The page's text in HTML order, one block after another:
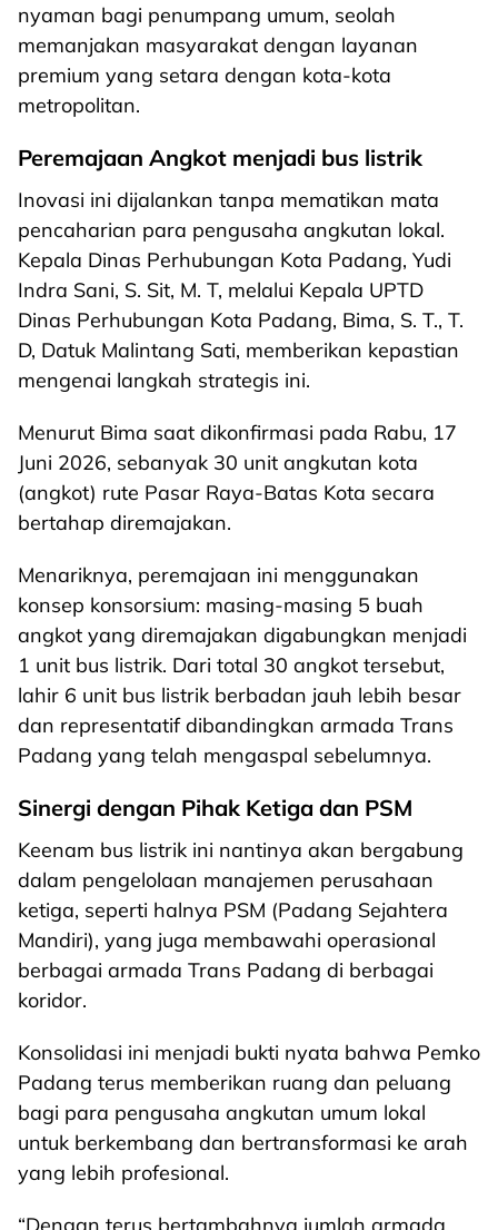
nyaman bagi penumpang umum, seolah
memanjakan masyarakat dengan layanan
premium yang setara dengan kota-kota
metropolitan.
Peremajaan Angkot menjadi bus listrik
Inovasi ini dijalankan tanpa mematikan mata
pencaharian para pengusaha angkutan lokal.
Kepala Dinas Perhubungan Kota Padang, Yudi
Indra Sani, S. Sit, M. T, melalui Kepala UPTD
Dinas Perhubungan Kota Padang, Bima, S. T., T.
D, Datuk Malintang Sati, memberikan kepastian
mengenai langkah strategis ini.
Menurut Bima saat dikonfirmasi pada Rabu, 17
Juni 2026, sebanyak 30 unit angkutan kota
(angkot) rute Pasar Raya-Batas Kota secara
bertahap diremajakan.
Menariknya, peremajaan ini menggunakan
konsep konsorsium: masing-masing 5 buah
angkot yang diremajakan digabungkan menjadi
1 unit bus listrik. Dari total 30 angkot tersebut,
lahir 6 unit bus listrik berbadan jauh lebih besar
dan representatif dibandingkan armada Trans
Padang yang telah mengaspal sebelumnya.
Sinergi dengan Pihak Ketiga dan PSM
Keenam bus listrik ini nantinya akan bergabung
dalam pengelolaan manajemen perusahaan
ketiga, seperti halnya PSM (Padang Sejahtera
Mandiri), yang juga membawahi operasional
berbagai armada Trans Padang di berbagai
koridor.
Konsolidasi ini menjadi bukti nyata bahwa Pemko
Padang terus memberikan ruang dan peluang
bagi para pengusaha angkutan umum lokal
untuk berkembang dan bertransformasi ke arah
yang lebih profesional.